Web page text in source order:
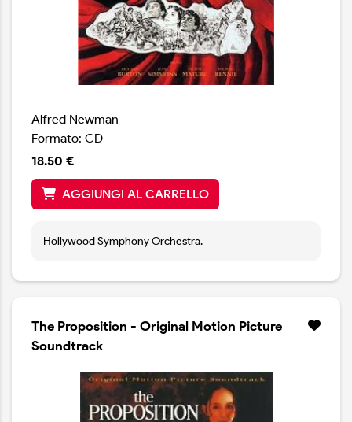
Alfred Newman
Formato: CD
18.50 €
AGGIUNGI AL CARRELLO
Hollywood Symphony Orchestra.
The Proposition - Original Motion Picture
Soundtrack